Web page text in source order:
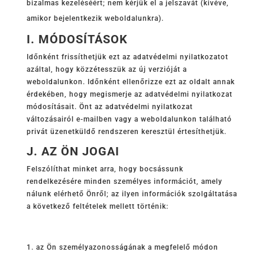
bizalmas kezeléséért; nem kérjük el a jelszavát (kivéve,
amikor bejelentkezik weboldalunkra).
I. MÓDOSÍTÁSOK
Időnként frissíthetjük ezt az adatvédelmi nyilatkozatot
azáltal, hogy közzétesszük az új verzióját a
weboldalunkon. Időnként ellenőrizze ezt az oldalt annak
érdekében, hogy megismerje az adatvédelmi nyilatkozat
módosításait. Önt az adatvédelmi nyilatkozat
változásairól e-mailben vagy a weboldalunkon található
privát üzenetküldő rendszeren keresztül értesíthetjük.
J. AZ ÖN JOGAI
Felszólíthat minket arra, hogy bocsássunk
rendelkezésére minden személyes információt, amely
nálunk elérhető Önről; az ilyen információk szolgáltatása
a következő feltételek mellett történik:
az Ön személyazonosságának a megfelelő módon